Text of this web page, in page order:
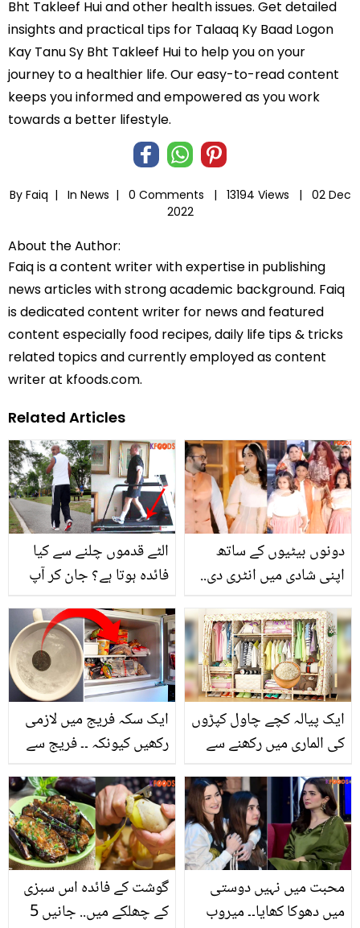
Bht Takleef Hui and other health issues. Get detailed
insights and practical tips for Talaaq Ky Baad Logon
Kay Tanu Sy Bht Takleef Hui to help you on your
journey to a healthier life. Our easy-to-read content
keeps you informed and empowered as you work
towards a better lifestyle.
By Faiq | In News | 0 Comments | 13194 Views |
02 Dec
2022
About the Author:
Faiq is a content writer with expertise in publishing
news articles with strong academic background. Faiq
is dedicated content writer for news and featured
content especially food recipes, daily life tips & tricks
related topics and currently employed as content
writer at kfoods.com.
Related Articles
الٹے قدموں چلنے سے کیا
فائدہ ہوتا ہے؟ جان کر آپ
دونوں بیٹیوں کے ساتھ
اپنی شادی میں انٹری دی..
دوسری شادی کس سے
کرلی؟ دیکھیں
ایک سکہ فریج میں لازمی
رکھیں کیونکہ ۔۔ فریج سے
باتیں جسے جاننے کے بعد
آپ کو بھی حیرانی ہوگی
ایک پیالہ کچے چاول کپڑوں
کی الماری میں رکھنے سے
بھی یہ طریقہ آزمانے پر
مجبور ہوجائیں گے
گوشت کے فائدہ اس سبزی
کے چھلکے میں.. جانیں 5
محبت میں نہیں دوستی
میں دھوکا کھایا۔۔ میروب